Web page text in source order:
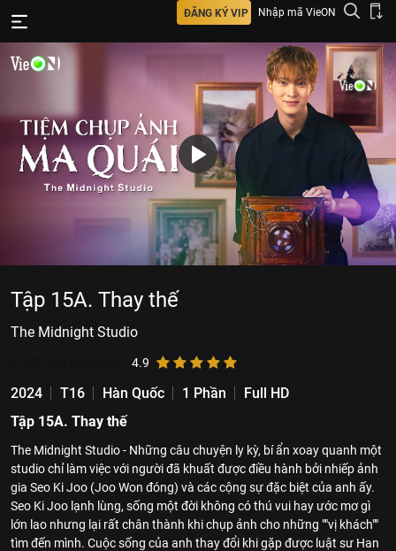
ĐĂNG KÝ VIP Nhập mã VieON
Tập 15A. Thay thế
The Midnight Studio
4.9
2024 T16 Hàn Quốc 1 Phần
Full HD
Tập 15A. Thay thế
The Midnight Studio - Những câu chuyện ly kỳ, bí ẩn xoay quanh một
studio chỉ làm việc với người đã khuất được điều hành bởi nhiếp ảnh
gia Seo Ki Joo (Joo Won đóng) và các cộng sự đặc biệt của anh ấy.
Seo Ki Joo lạnh lùng, sống một đời không có thú vui hay ước mơ gì
lớn lao nhưng lại rất chân thành khi chụp ảnh cho những ""vị khách""
tìm đến mình. Cuộc sống của anh thay đổi khi gặp được luật sư Han